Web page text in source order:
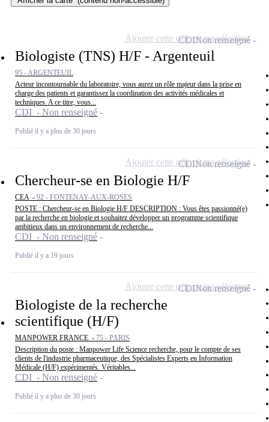
Biologiste (TNS) H/F - Argenteuil
95 - ARGENTEUIL
Acteur incontournable du laboratoire, vous aurez un rôle majeur dans la prise en
charge des patients et garantissez la coordination des activités médicales et
techniques. A ce titre, vous...
CDI - Non renseigné
Publié il y a plus de 30 jours
CDINon renseigné
Ajouter cette offre à ma sélection
Chercheur-se en Biologie H/F
CEA - 92 - FONTENAY-AUX-ROSES
POSTE : Chercheur-se en Biologie H/F DESCRIPTION : Vous êtes passionné(e)
par la recherche en biologie et souhaitez développer un programme scientifique
ambitieux dans un environnement de recherche...
CDI - Non renseigné
Publié il y a 19 jours
CDINon renseigné
Ajouter cette offre à ma sélection
Biologiste de la recherche
scientifique (H/F)
MANPOWER FRANCE - 75 - PARIS
Description du poste : Manpower Life Science recherche, pour le compte de ses
clients de l'industrie pharmaceutique, des Spécialistes Experts en Information
Médicale (H/F) expérimentés. Véritables...
CDI - Non renseigné
Publié il y a plus de 30 jours
CDINon renseigné
Ajouter cette offre à ma sélection